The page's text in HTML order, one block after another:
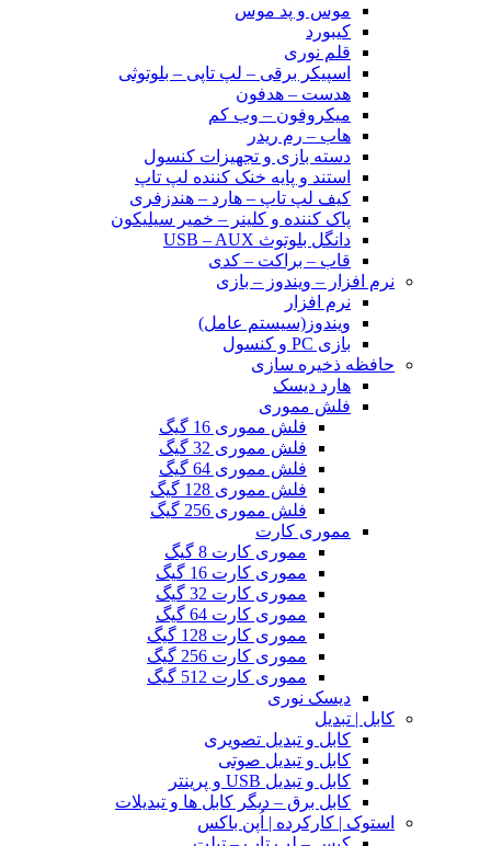
موس و پد موس
کیبورد
قلم نوری
اسپیکر برقی – لپ تاپی – بلوتوثی
هدست – هدفون
میکروفون – وب کم
هاب – رم ریدر
دسته بازی و تجهیزات کنسول
استند و پایه خنک کننده لپ تاپ
کیف لپ تاپ – هارد – هندزفری
پاک کننده و کلینر – خمیر سیلیکون
دانگل بلوتوث USB – AUX
قاب – براکت – کدی
نرم افزار – ویندوز – بازی
نرم افزار
ویندوز(سیستم عامل)
بازی PC و کنسول
حافظه ذخیره سازی
هارد دیسک
فلش مموری
فلش مموری 16 گیگ
فلش مموری 32 گیگ
فلش مموری 64 گیگ
فلش مموری 128 گیگ
فلش مموری 256 گیگ
مموری کارت
مموری کارت 8 گیگ
مموری کارت 16 گیگ
مموری کارت 32 گیگ
مموری کارت 64 گیگ
مموری کارت 128 گیگ
مموری کارت 256 گیگ
مموری کارت 512 گیگ
دیسک نوری
کابل | تبدیل
کابل و تبدیل تصویری
کابل و تبدیل صوتی
کابل و تبدیل USB و پرینتر
کابل برق – دیگر کابل ها و تبدیلات
استوک | کارکرده | اُپن باکس